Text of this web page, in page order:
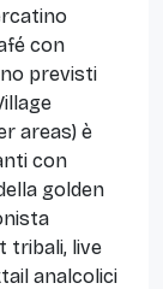
con
previsti
areas) è
con
golden
tribali, live
analcolici